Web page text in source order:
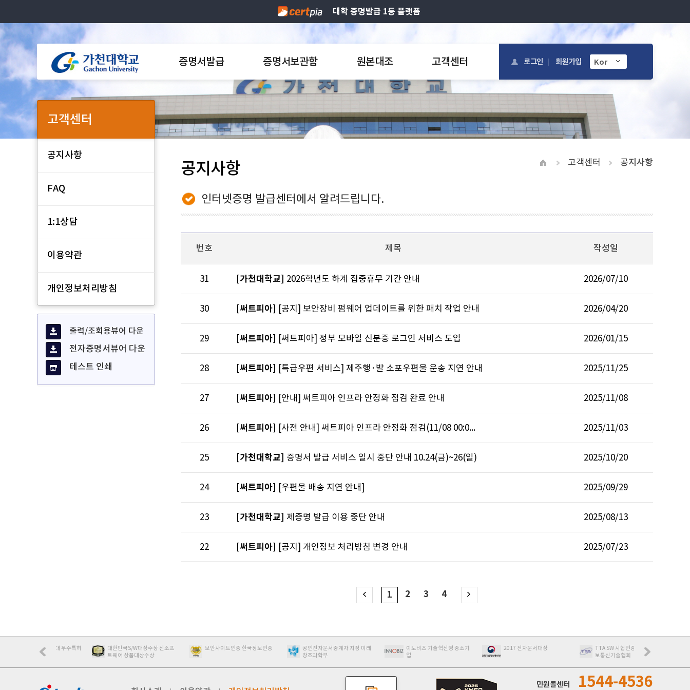
대학 증명발급 1등 플랫폼
증명서발급 증명서보관함 원본대조 고객센터 로그인 회원가입
고객센터
공지사항
FAQ
1:1상담
이용약관
개인정보처리방침
출력/조회용뷰어 다운
전자증명서뷰어 다운
테스트 인쇄
공지사항 고객센터 공지사항
인터넷증명 발급센터에서 알려드립니다.
번호 제목 작성일
31 [가천대학교] 2026학년도 하계 집중휴무 기간 안내 2026/07/10
30 [써트피아] [공지] 보안장비 펌웨어 업데이트를 위한 패치 작업 안내 2026/04/20
29 [써트피아] [써트피아] 정부 모바일 신분증 로그인 서비스 도입 2026/01/15
28 [써트피아] [특급우편 서비스] 제주행·발 소포우편물 운송 지연 안내 2025/11/25
27 [써트피아] [안내] 써트피아 인프라 안정화 점검 완료 안내 2025/11/08
26 [써트피아] [사전 안내] 써트피아 인프라 안정화 점검(11/08 00:0... 2025/11/03
25 [가천대학교] 증명서 발급 서비스 일시 중단 안내 10.24(금)~26(일) 2025/10/20
24 [써트피아] [우편물 배송 지연 안내] 2025/09/29
23 [가천대학교] 제증명 발급 이용 중단 안내 2025/08/13
22 [써트피아] [공지] 개인정보 처리방침 변경 안내 2025/07/23
1 2 3 4
품100대 우수특허
대한민국S/W대상수상 신소프
트웨어 상품대상수상
보안사이트인증 한국정보인증
공인전자문서중계자 지정 미래
창조과학부
이노비즈 기술혁신형 중소기
2017 전자문서대상
TTA SW 시헙인증 획득 한국정
보통신기술협회
민원콜센터 1544-4536